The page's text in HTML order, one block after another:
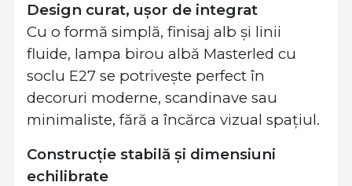
Design curat, ușor de integrat
Cu o formă simplă, finisaj alb și linii
fluide, lampa birou albă Masterled cu
soclu E27 se potrivește perfect în
decoruri moderne, scandinave sau
minimaliste, fără a încărca vizual spațiul.
Construcție stabilă și dimensiuni
echilibrate